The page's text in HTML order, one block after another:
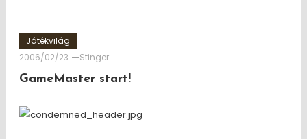
Játékvilág
2006/02/23
Stinger
GameMaster start!